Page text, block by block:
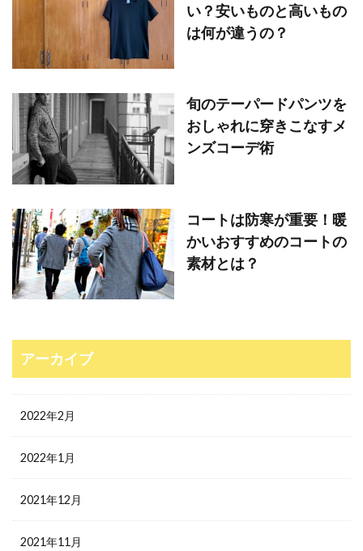
い？安いものと高いもの
は何が違うの？
旬のテーパードパンツを
おしゃれに穿きこなすメ
ンズコーデ術
コートは防寒が重要！暖
かいおすすめのコートの
素材とは？
アーカイブ
2022年2月
2022年1月
2021年12月
2021年11月